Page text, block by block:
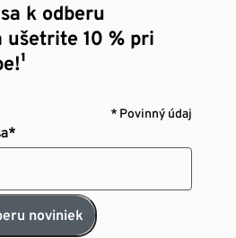
k odberu
ušetrite 10 % pri
* Povinný údaj
noviniek